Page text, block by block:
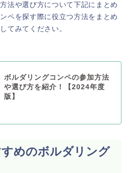
法や選び方について下記にまとめ
ペを探す際に役立つ方法をまとめ
てみてください。
ボルダリングコンペの参加方法
や選び方を紹介！【2024年度
版】
めのボルダリング